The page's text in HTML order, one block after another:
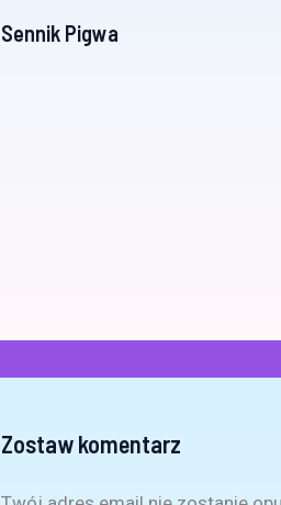
Sennik Pigwa
Zostaw komentarz